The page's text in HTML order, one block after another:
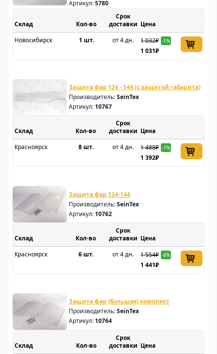
Артикул:5780
Склад
Срок
доставки Цена
Новосибирск
1 шт. от 4 дн. 1 032₽ -1%
1 031₽
Защита фар 124 - 144 (с защитой габарита)
Производитель:SeinTex
Артикул: 10767
Склад
Срок
доставки Цена
Красноярск
8 шт. от 4 дн. 1 488₽ -7%
1 392₽
Защита фар 124-144
Производитель:SeinTex
Артикул: 10762
Склад
Срок
доставки Цена
Красноярск
6 шт. от 4 дн. 1 554₽ -8%
1 441₽
Защита фар (большая) комплект
Производитель:SeinTex
Артикул: 10764
Склад
Срок
доставки Цена